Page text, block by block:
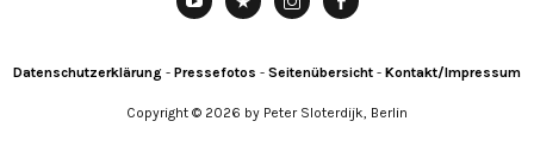
Datenschutzerklärung - Pressefotos - Seitenübersicht - Kontakt/Impressum
Copyright © 2026 by Peter Sloterdijk, Berlin